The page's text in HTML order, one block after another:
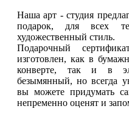
Наша арт - студия
подарок, для всех
художественный стиль.
Подарочный
изготовлен, как в
конверте, так и в
безымянный, но всегда
вы можете придумать
непременно оценят и